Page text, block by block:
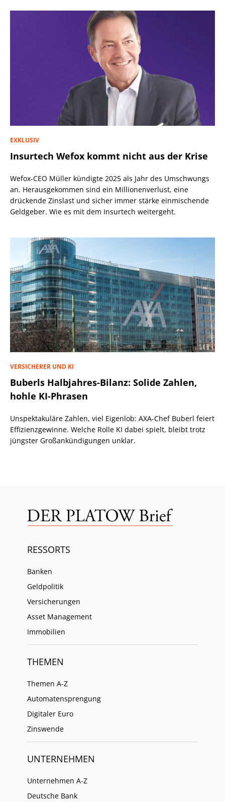
EXKLUSIV
Insurtech Wefox kommt nicht aus der Krise
Wefox-CEO Müller kündigte 2025 als Jahr des Umschwungs
an. Herausgekommen sind ein Millionenverlust, eine
drückende Zinslast und sicher immer stärke einmischende
Geldgeber. Wie es mit dem Insurtech weitergeht.
VERSICHERER UND KI
Buberls Halbjahres-Bilanz: Solide Zahlen,
hohle KI-Phrasen
Unspektakuläre Zahlen, viel Eigenlob: AXA-Chef Buberl feiert
Effizienzgewinne. Welche Rolle KI dabei spielt, bleibt trotz
jüngster Großankündigungen unklar.
RESSORTS
Banken
Geldpolitik
Versicherungen
Asset Management
Immobilien
THEMEN
Themen A-Z
Automatensprengung
Digitaler Euro
Zinswende
UNTERNEHMEN
Unternehmen A-Z
Deutsche Bank